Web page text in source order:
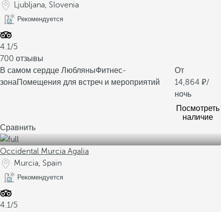
Ljubljana, Slovenia
Рекомендуется
4.1/5
700 отзывы
В самом сердце ЛюбляныФитнес-
зонаПомещения для встреч и мероприятий
От
14,864
/
ночь
Посмотреть
наличие
Сравнить
Occidental Murcia Agalia
Murcia, Spain
Рекомендуется
4.1/5